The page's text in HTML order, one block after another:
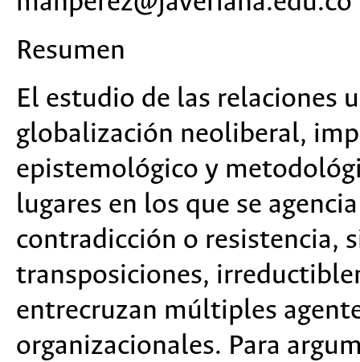
Resumen
El estudio de las relaciones
globalización neoliberal,
epistemológico y
lugares en los que se
contradicción o resistencia,
transposiciones,
entrecruzan múltiples
organizacionales. Para